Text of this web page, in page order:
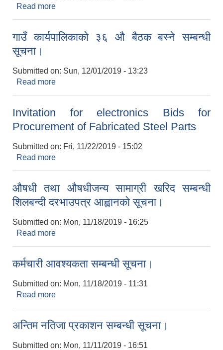
Read more
गाउँ कार्यपालिकाकाे ३६ औ बैठक बस्ने सम्बन्धी
सूचना।
Submitted on: Sun, 12/01/2019 - 13:23
Read more
Invitation for electronics Bids for
Procurement of Fabricated Steel Parts
Submitted on: Fri, 11/22/2019 - 15:02
Read more
औषधी तथा ‍‍औषधीजन्य सामाग्री खरिद सम्बन्धी
शिलबन्दी दरभाउपत्र आह्वानको सूचना।
Submitted on: Mon, 11/18/2019 - 16:25
Read more
कर्मचारी आवश्यकता सम्बन्धी सूचना।
Submitted on: Mon, 11/18/2019 - 11:31
Read more
अन्तिम नतिजा प्रकाशन सम्बन्धी सूचना।
Submitted on: Mon, 11/11/2019 - 16:51